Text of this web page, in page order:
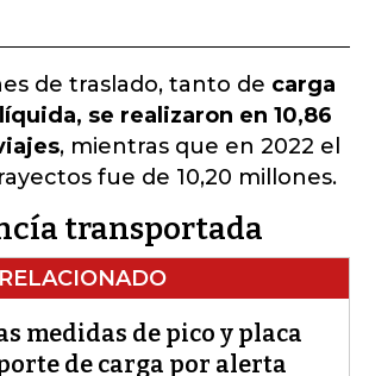
de traslado, tanto de carga
se realizaron en 10,86
, mientras que en 2022 el
fue de 10,20 millones.
transportada
medidas de pico y placa
de carga por alerta